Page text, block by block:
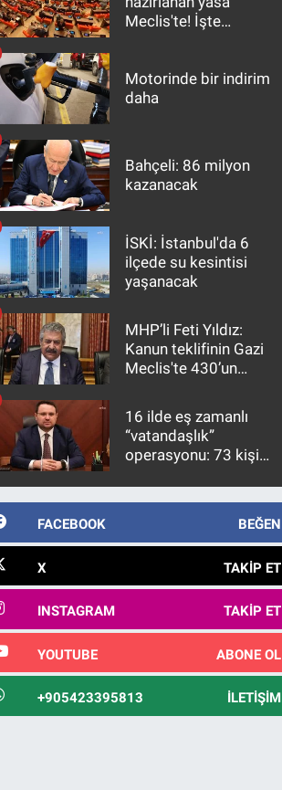
Meclis'te! İşte
Motorinde bir indirim
daha
Bahçeli: 86 milyon
kazanacak
İSKİ: İstanbul'da 6
ilçede su kesintisi
yaşanacak
MHP’li Feti Yıldız:
Kanun teklifinin Gazi
Meclis'te 430’un
kanunlaşacağı
görülmektedir
16 ilde eş zamanlı
“vatandaşlık”
operasyonu: 73 kişi
FACEBOOK BEĞEN
X TAKIP ET
INSTAGRAM TAKIP ET
YOUTUBE ABONE OL
+905423395813 İLETIŞIM